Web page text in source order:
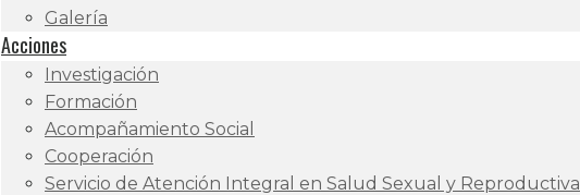
Galería
Acciones
Investigación
Formación
Acompañamiento Social
Cooperación
Servicio de Atención Integral en Salud Sexual y Reproductiva